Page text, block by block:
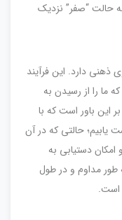
حالت “صفر” نزدیک
ذهنی دارد. این فرآیند
ما را از رسیدن به
این باور است که با
یابیم؛ حالتی که در آن
دستیابی به
طور مداوم و در طول
است.